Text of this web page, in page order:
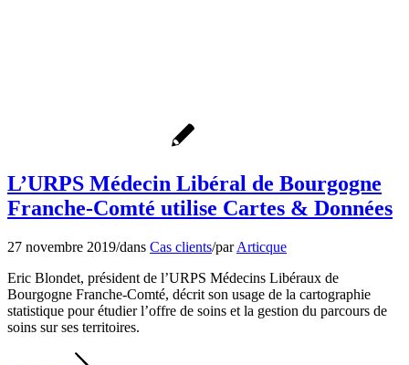
L’URPS Médecin Libéral de Bourgogne
Franche-Comté utilise Cartes & Données
27 novembre 2019/dans Cas clients/parArticque
Eric Blondet, président de l’URPS Médecins Libéraux de
Bourgogne Franche-Comté, décrit son usage de la cartographie
statistique pour étudier l’offre de soins et la gestion du parcours de
soins sur ses territoires.